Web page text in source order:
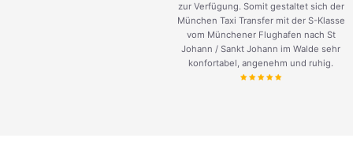
zur Verfügung. Somit gestaltet sich der
München Taxi Transfer mit der S-Klasse
vom Münchener Flughafen nach St
Johann / Sankt Johann im Walde sehr
konfortabel, angenehm und ruhig.